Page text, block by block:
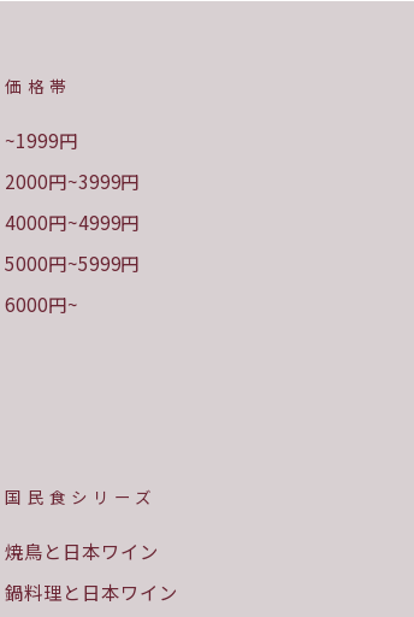
価格帯
~1999円
2000円~3999円
4000円~4999円
5000円~5999円
6000円~
国民食シリーズ
焼鳥と日本ワイン
鍋料理と日本ワイン